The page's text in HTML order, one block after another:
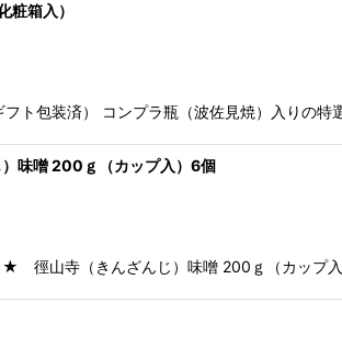
粧箱入）
ト包装済） コンプラ瓶（波佐見焼）入りの
）味噌 200ｇ（カップ入）6個
徑山寺（きんざんじ）味噌 200ｇ（カップ